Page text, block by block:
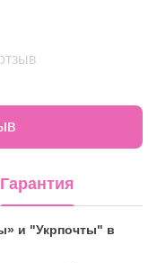
Гарантия
и "Укрпочты" в